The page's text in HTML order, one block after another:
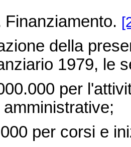
Finanziamento.
della
1979, le
per
per corsi e